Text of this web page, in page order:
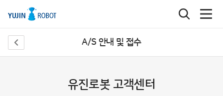
A/S 안내 및 접수
유진로봇 고객센터